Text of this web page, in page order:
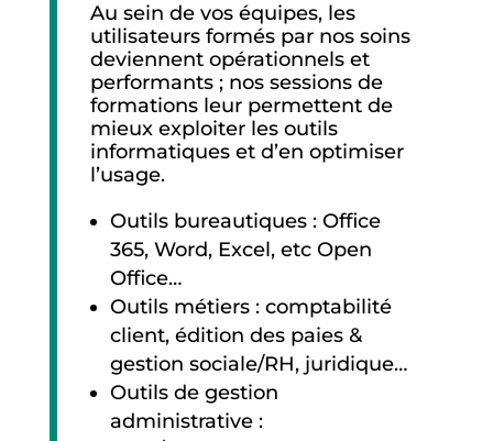
Au sein de vos équipes, les
utilisateurs formés par nos soins
deviennent opérationnels et
performants ; nos sessions de
formations leur permettent de
mieux exploiter les outils
informatiques et d’en optimiser
l’usage.
Outils bureautiques : Office
365, Word, Excel, etc Open
Office…
Outils métiers : comptabilité
client, édition des paies &
gestion sociale/RH, juridique…
Outils de gestion
administrative :